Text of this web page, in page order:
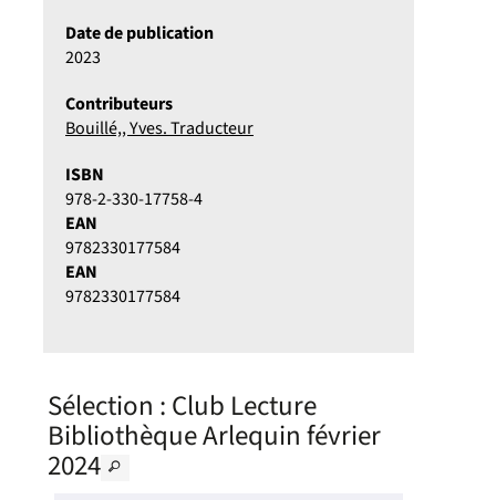
Date de publication
2023
Contributeurs
Bouillé,, Yves. Traducteur
ISBN
978-2-330-17758-4
EAN
9782330177584
EAN
9782330177584
Sélection : Club Lecture
Bibliothèque Arlequin février
2024